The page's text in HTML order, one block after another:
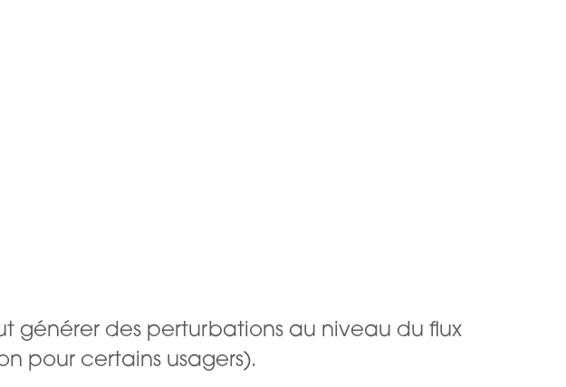
générer des perturbations au niveau du flux
pour certains usagers).